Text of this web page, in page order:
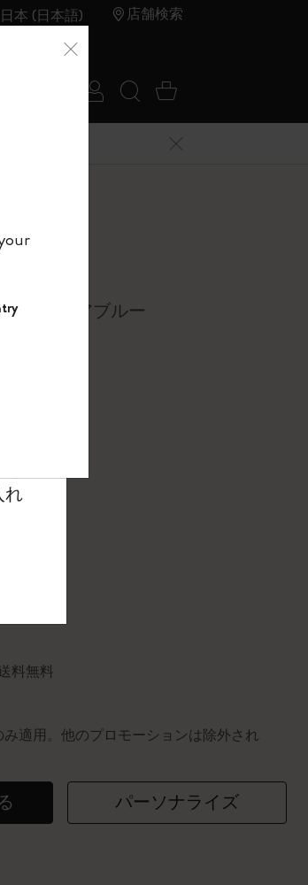
日本 (日本語) 店舗検索
ログイン
検索 (キーワード
カート 0 アイ
メニューを閉じる
ファイアブルー
た
料無料
適用。他のプロモーションは除外され
パーソナライズ
れ